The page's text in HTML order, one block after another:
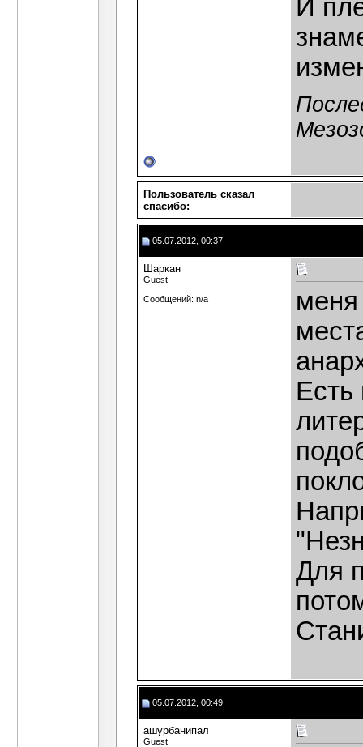
И
Пользователь сказал
cпасибо:
05.07.2012, 00:37
Шаркан
Guest
Сообщений: n/a
меня
Есть
Для
05.07.2012, 00:49
ашурбанипал
Guest